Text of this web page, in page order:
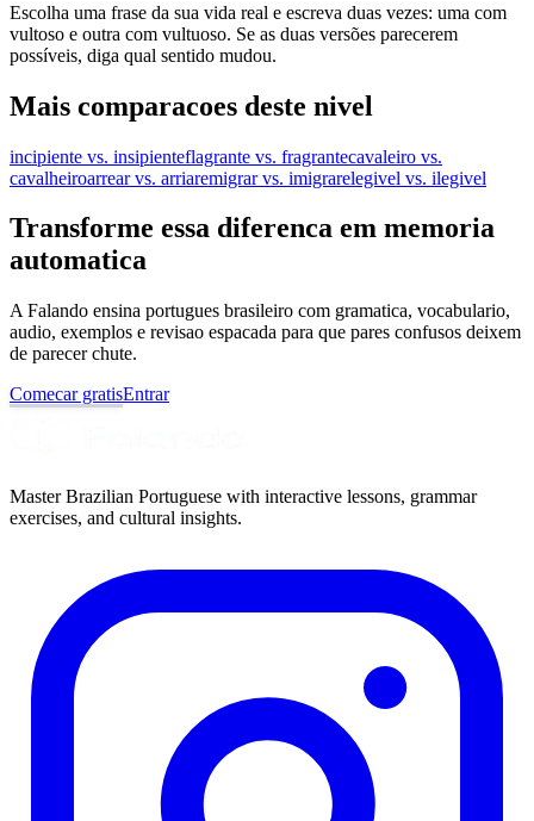
Escolha uma frase da sua vida real e escreva duas vezes: uma com
vultoso e outra com vultuoso. Se as duas versões parecerem
possíveis, diga qual sentido mudou.
Mais comparacoes deste nivel
incipiente vs. insipienteflagrante vs. fragrantecavaleiro vs.
cavalheiroarrear vs. arriaremigrar vs. imigrarelegivel vs. ilegivel
Transforme essa diferenca em memoria
automatica
A Falando ensina portugues brasileiro com gramatica, vocabulario,
audio, exemplos e revisao espacada para que pares confusos deixem
de parecer chute.
Comecar gratisEntrar
Master Brazilian Portuguese with interactive lessons, grammar
exercises, and cultural insights.